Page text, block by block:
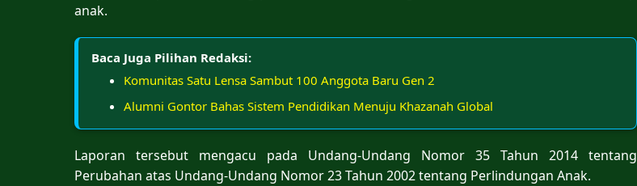
anak.
Baca Juga Pilihan Redaksi:
Komunitas Satu Lensa Sambut 100 Anggota Baru Gen 2
Alumni Gontor Bahas Sistem Pendidikan Menuju Khazanah Global
Laporan tersebut mengacu pada Undang-Undang Nomor 35 Tahun 2014 tentang
Perubahan atas Undang-Undang Nomor 23 Tahun 2002 tentang Perlindungan Anak.